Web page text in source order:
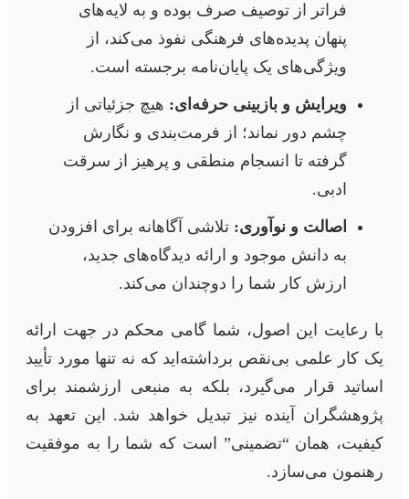
فراتر از توصیف صرف بوده و به لایه‌های
پنهان پدیده‌های فرهنگی نفوذ می‌کند، از
ویژگی‌های یک پایان‌نامه برجسته است.
ویرایش و بازبینی حرفه‌ای: هیچ جزئیاتی از
چشم دور نماند؛ از فرمت‌بندی و نگارش
گرفته تا انسجام منطقی و پرهیز از سرقت
ادبی.
اصالت و نوآوری: تلاشی آگاهانه برای افزودن
به دانش موجود و ارائه دیدگاه‌های جدید،
ارزش کار شما را دوچندان می‌کند.
با رعایت این اصول، شما گامی محکم در جهت ارائه
یک کار علمی بی‌نقص برداشته‌اید که نه تنها مورد تأیید
اساتید قرار می‌گیرد، بلکه به منبعی ارزشمند برای
پژوهشگران آینده نیز تبدیل خواهد شد. این تعهد به
کیفیت، همان “تضمینی” است که شما را به موفقیت
رهنمون می‌سازد.